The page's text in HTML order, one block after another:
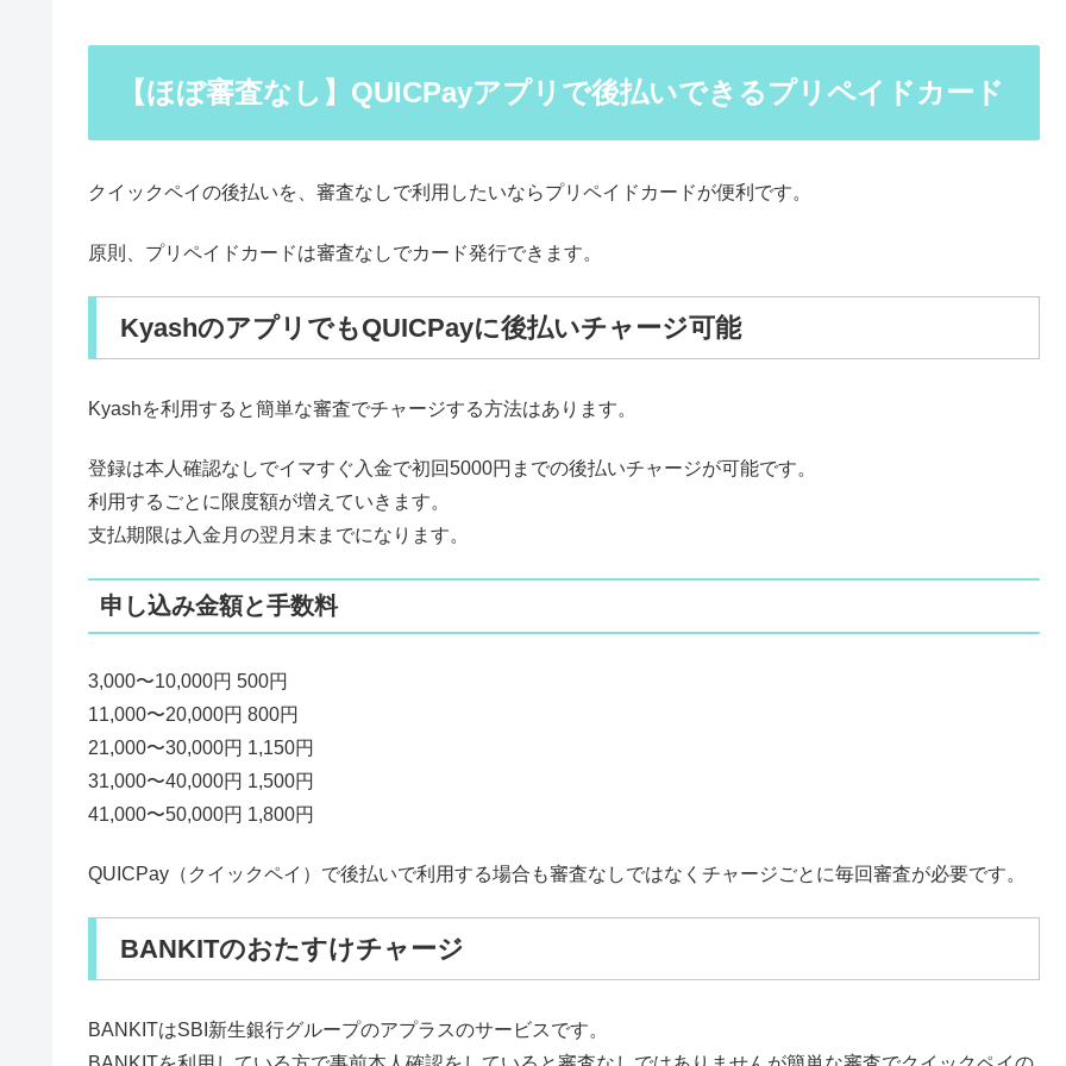
【ほぼ審査なし】QUICPayアプリで後払いできるプリペイドカード
クイックペイの後払いを、審査なしで利用したいならプリペイドカードが便利です。
原則、プリペイドカードは審査なしでカード発行できます。
KyashのアプリでもQUICPayに後払いチャージ可能
Kyashを利用すると簡単な審査でチャージする方法はあります。
登録は本人確認なしでイマすぐ入金で初回5000円までの後払いチャージが可能です。
利用するごとに限度額が増えていきます。
支払期限は入金月の翌月末までになります。
申し込み金額と手数料
3,000〜10,000円 500円
11,000〜20,000円 800円
21,000〜30,000円 1,150円
31,000〜40,000円 1,500円
41,000〜50,000円 1,800円
QUICPay（クイックペイ）で後払いで利用する場合も審査なしではなくチャージごとに毎回審査が必要です。
BANKITのおたすけチャージ
BANKITはSBI新生銀行グループのアプラスのサービスです。